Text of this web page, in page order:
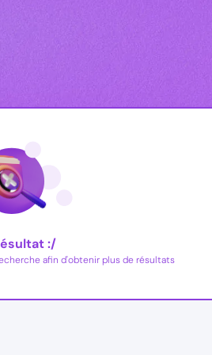
:/
afin d'obtenir plus de résultats